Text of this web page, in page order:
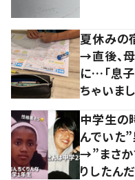
夏休みの
→直後、
に…「息
ちゃいま
中学生の
んでいた
→”まさか
りしたん